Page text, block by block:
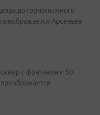
до горнолыжного
Арсеньев
с фонтаном и 50